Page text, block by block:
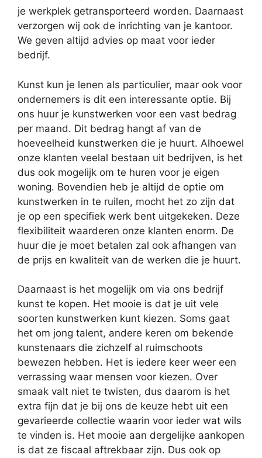
je werkplek getransporteerd worden. Daarnaast
verzorgen wij ook de inrichting van je kantoor.
We geven altijd advies op maat voor ieder
bedrijf.
Kunst kun je lenen als particulier, maar ook voor
ondernemers is dit een interessante optie. Bij
ons huur je kunstwerken voor een vast bedrag
per maand. Dit bedrag hangt af van de
hoeveelheid kunstwerken die je huurt. Alhoewel
onze klanten veelal bestaan uit bedrijven, is het
dus ook mogelijk om te huren voor je eigen
woning. Bovendien heb je altijd de optie om
kunstwerken in te ruilen, mocht het zo zijn dat
je op een specifiek werk bent uitgekeken. Deze
flexibiliteit waarderen onze klanten enorm. De
huur die je moet betalen zal ook afhangen van
de prijs en kwaliteit van de werken die je huurt.
Daarnaast is het mogelijk om via ons bedrijf
kunst te kopen. Het mooie is dat je uit vele
soorten kunstwerken kunt kiezen. Soms gaat
het om jong talent, andere keren om bekende
kunstenaars die zichzelf al ruimschoots
bewezen hebben. Het is iedere keer weer een
verrassing waar mensen voor kiezen. Over
smaak valt niet te twisten, dus daarom is het
extra fijn dat je bij ons de keuze hebt uit een
gevarieerde collectie waarin voor ieder wat wils
te vinden is. Het mooie aan dergelijke aankopen
is dat ze fiscaal aftrekbaar zijn. Dus ook op